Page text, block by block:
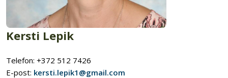
Kersti Lepik
Telefon: +372 512 7426
E-post: kersti.lepik1@gmail.com